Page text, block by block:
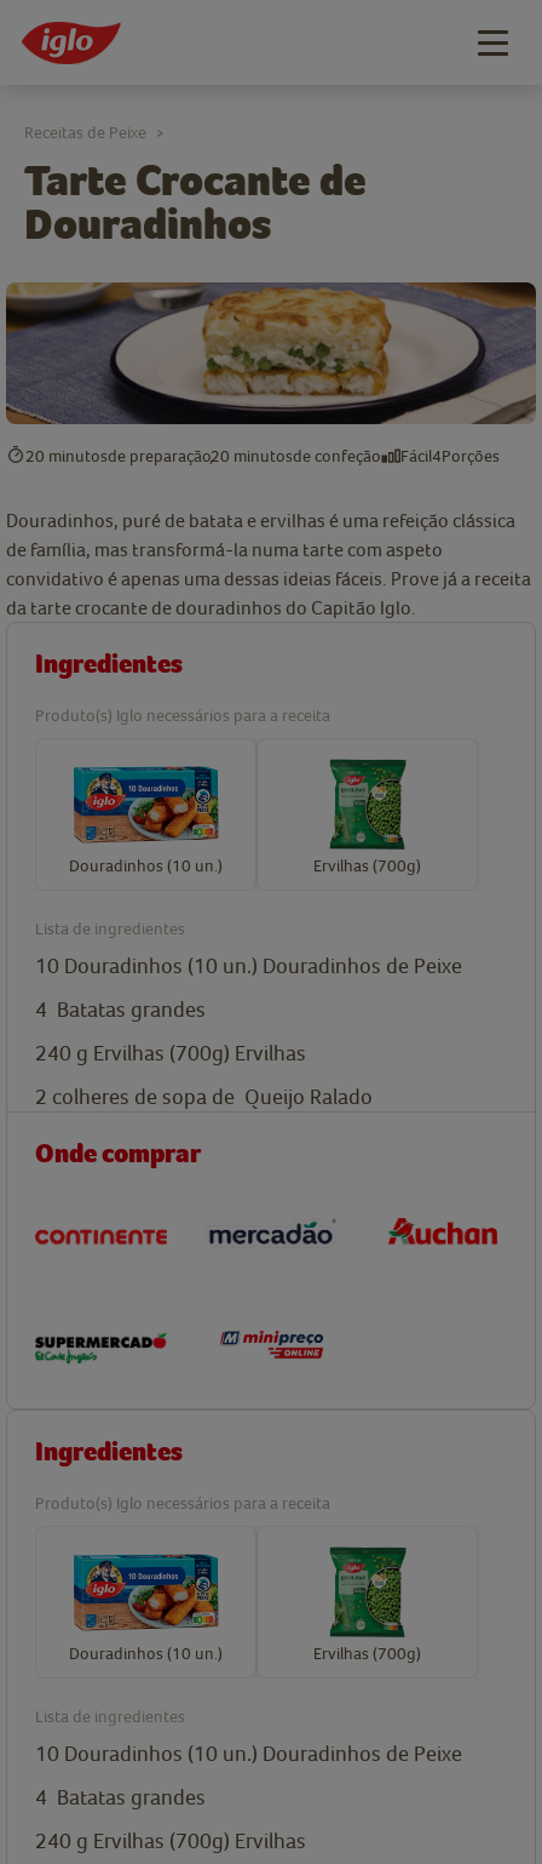
Tarte Crocante de
Douradinhos
Receitas de Peixe >
20 minutosde preparação20 minutosde confeção Fácil4Porções
Douradinhos, puré de batata e ervilhas é uma refeição clássica
de família, mas transformá-la numa tarte com aspeto
convidativo é apenas uma dessas ideias fáceis. Prove já a receita
da tarte crocante de douradinhos do Capitão Iglo.
Ingredientes
Produto(s) Iglo necessários para a receita
Douradinhos (10 un.) Ervilhas (700g)
Lista de ingredientes
10 Douradinhos (10 un.) Douradinhos de Peixe
4 Batatas grandes
240 g Ervilhas (700g) Ervilhas
2 colheres de sopa de Queijo Ralado
Onde comprar
Ingredientes
Produto(s) Iglo necessários para a receita
Douradinhos (10 un.) Ervilhas (700g)
Lista de ingredientes
10 Douradinhos (10 un.) Douradinhos de Peixe
4 Batatas grandes
240 g Ervilhas (700g) Ervilhas